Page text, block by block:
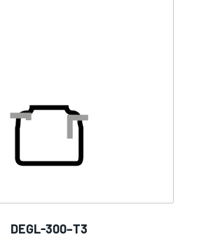
DEGL-300–T3